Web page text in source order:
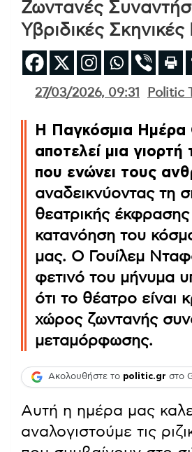
Ζωντανές
Υβριδικές Σκηνικές
27/03/2026, 09:31 Politic
Η Παγκόσμια Ημέρα
αποτελεί μια γιορτή
που ενώνει τους
αναδεικνύοντας τη
θεατρικής έκφρασης
κατανόηση του
μας. Ο Γουίλεμ
φετινό του μήνυμα
ότι το θέατρο είναι
χώρος ζωντανής
μεταμόρφωσης.
Ακολουθήστε το politic.gr στο
Αυτή η ημέρα μας
αναλογιστούμε τις